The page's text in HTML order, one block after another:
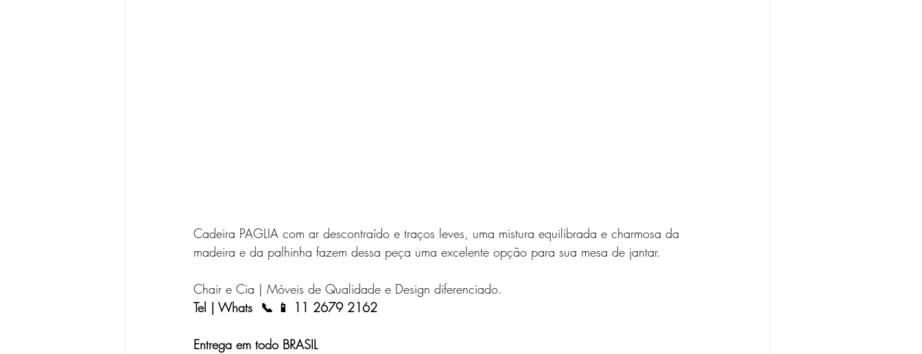
Cadeira PAGLIA com ar descontraído e traços leves, uma mistura equilibrada e charmosa da
madeira e da palhinha fazem dessa peça uma excelente opção para sua mesa de jantar.
Chair e Cia | Móveis de Qualidade e Design diferenciado.
Tel | Whats  📞 📱 11 2679 2162
Entrega em todo BRASIL